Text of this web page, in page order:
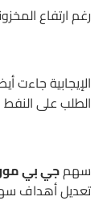
رغم ارتفاع المخزونات
الإيجابية جاءت
الطلب على النفط
سهمجي بي
تعديل أهداف